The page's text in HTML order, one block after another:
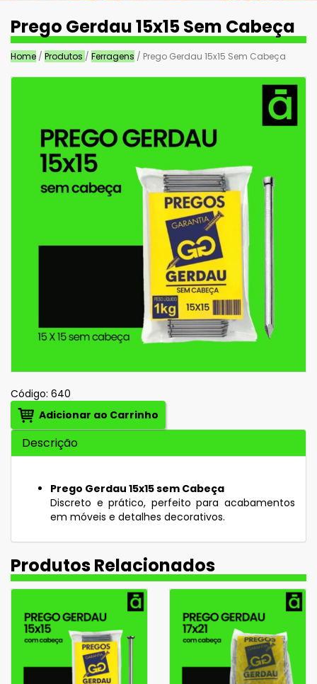
Prego Gerdau 15x15 Sem Cabeça
Home / Produtos / Ferragens / Prego Gerdau 15x15 Sem Cabeça
Código: 640
Adicionar ao Carrinho
Descrição
Prego Gerdau 15x15 sem Cabeça
Discreto e prático, perfeito para acabamentos
em móveis e detalhes decorativos.
Produtos Relacionados